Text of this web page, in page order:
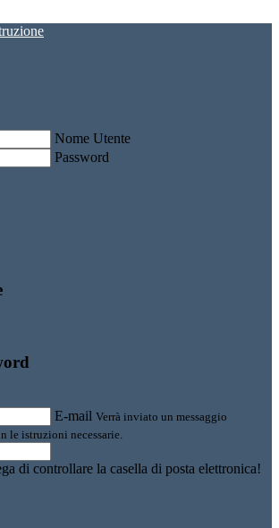
Nome Utente
Password
E-mail Verrà inviato un messaggio
le istruzioni necessarie.
di controllare la casella di posta elettronica!